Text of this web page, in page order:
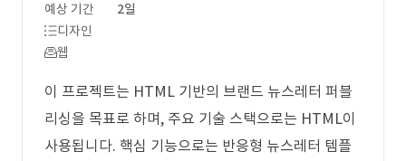
예상 기간
2일
디자인
웹
이 프로젝트는 HTML 기반의 브랜드 뉴스레터 퍼블
리싱을 목표로 하며, 주요 기술 스택으로는 HTML이
사용됩니다. 핵심 기능으로는 반응형 뉴스레터 템플